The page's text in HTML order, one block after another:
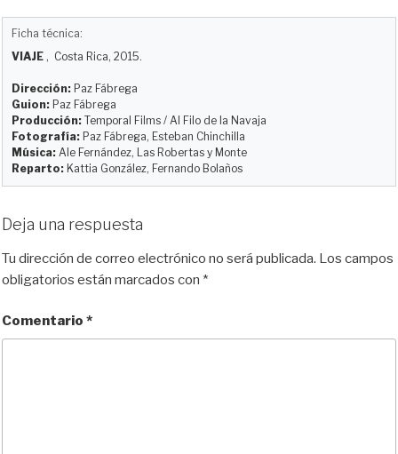
u
s
k
y
o
d
o
n
b
o
o
k
i
t
i
r
Ficha técnica:
VIAJE , Costa Rica, 2015.
Dirección: Paz Fábrega
Guion: Paz Fábrega
Producción: Temporal Films / Al Filo de la Navaja
Fotografía: Paz Fábrega, Esteban Chinchilla
Música: Ale Fernández, Las Robertas y Monte
Reparto: Kattia González, Fernando Bolaños
Deja una respuesta
Tu dirección de correo electrónico no será publicada. Los campos
obligatorios están marcados con *
Comentario *